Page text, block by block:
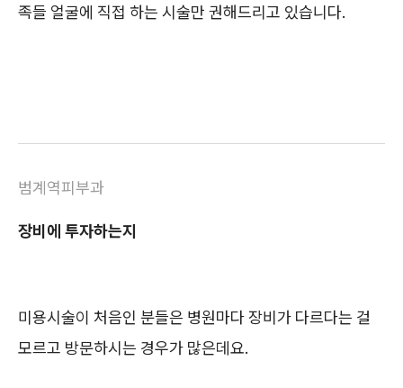
족들 얼굴에 직접 하는 시술만 권해드리고 있습니다.
범계역피부과
장비에 투자하는지
미용시술이 처음인 분들은 병원마다 장비가 다르다는 걸
모르고 방문하시는 경우가 많은데요.